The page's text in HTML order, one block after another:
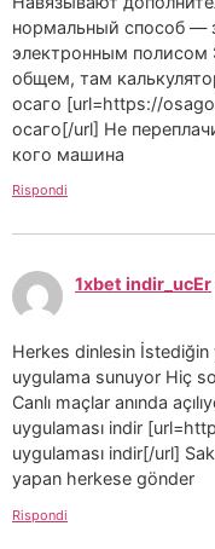
нормальный способ —
электронным полисом
общем, там
осаго [url=https://
осаго[/url] Не
кого машина
Rispondi
1xbet indir_ucEr
Herkes dinlesin
uygulama sunuyor Hiç
Canlı maçlar anında
uygulaması indir
uygulaması indir[/url]
yapan herkese gönder
Rispondi